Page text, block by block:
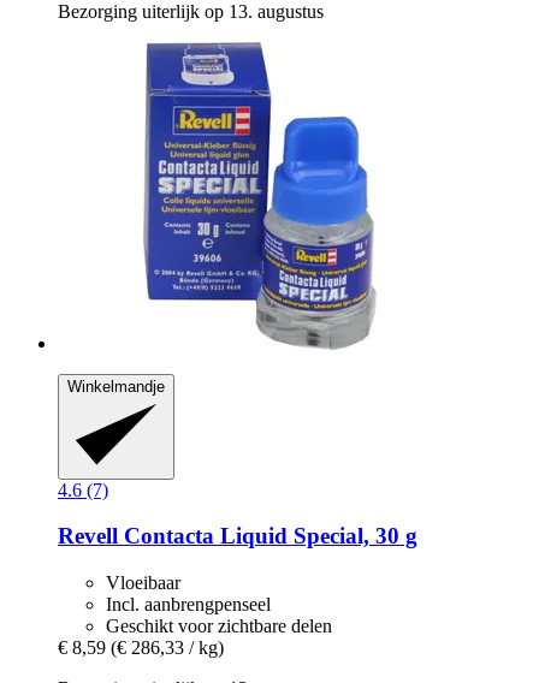
Bezorging uiterlijk op 13. augustus
Winkelmandje
4.6 (7)
Revell Contacta Liquid Special, 30 g
Vloeibaar
Incl. aanbrengpenseel
Geschikt voor zichtbare delen
€ 8,59 (€ 286,33 / kg)